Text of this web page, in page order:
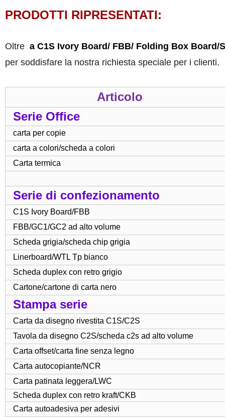
PRODOTTI RIPRESENTATI:
Oltre a C1S Ivory Board/ FBB/ Folding Box Board/
per soddisfare la nostra richiesta speciale per i clienti.
Articolo
Serie Office
carta per copie
carta a colori/scheda a colori
Carta termica
Serie di confezionamento
C1S Ivory Board/FBB
FBB/GC1/GC2 ad alto volume
Scheda grigia/scheda chip grigia
Linerboard/WTL Tp bianco
Scheda duplex con retro grigio
Cartone/cartone di carta nero
Stampa serie
Carta da disegno rivestita C1S/C2S
Tavola da disegno C2S/scheda c2s ad alto volume
Carta offset/carta fine senza legno
Carta autocopiante/NCR
Carta patinata leggera/LWC
Scheda duplex con retro kraft/CKB
Carta autoadesiva per adesivi